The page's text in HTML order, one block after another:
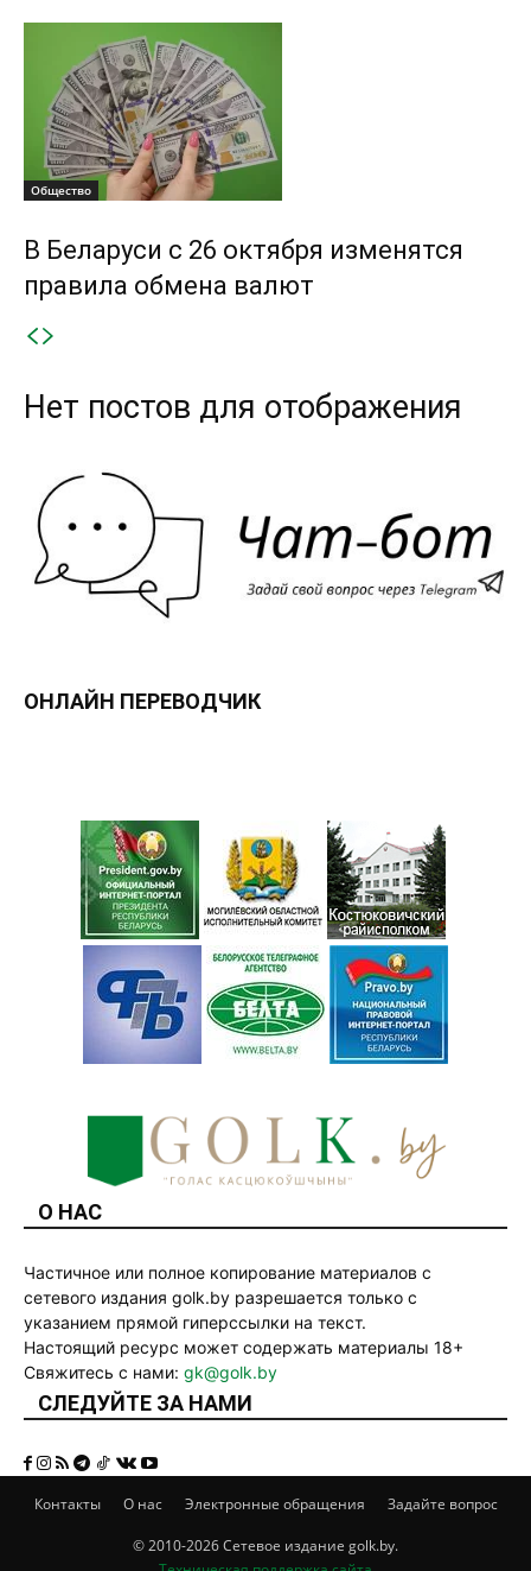
Общество
В Беларуси с 26 октября изменятся
правила обмена валют
Нет постов для отображения
ОНЛАЙН ПЕРЕВОДЧИК
О НАС
Частичное или полное копирование материалов с
сетевого издания golk.by разрешается только с
указанием прямой гиперссылки на текст.
Настоящий ресурс может содержать материалы 18+
Свяжитесь с нами: gk@golk.by
СЛЕДУЙТЕ ЗА НАМИ
Контакты О нас Электронные обращения Задайте вопрос
© 2010-2026 Сетевое издание golk.by.